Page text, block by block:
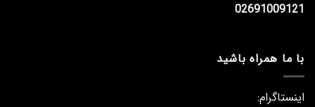
02691009121
با ما همراه باشید
اینستاگرام: